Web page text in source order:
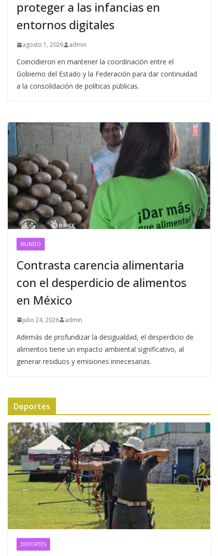
proteger a las infancias en
entornos digitales
agosto 1, 2026 admin
Coincidieron en mantener la coordinación entre el
Gobierno del Estado y la Federación para dar continuidad
a la consolidación de políticas públicas.
MUNDO
Contrasta carencia alimentaria
con el desperdicio de alimentos
en México
julio 24, 2026 admin
Además de profundizar la desigualdad, el desperdicio de
alimentos tiene un impacto ambiental significativo, al
generar residuos y emisiones innecesarias.
Deportes
DEPORTES